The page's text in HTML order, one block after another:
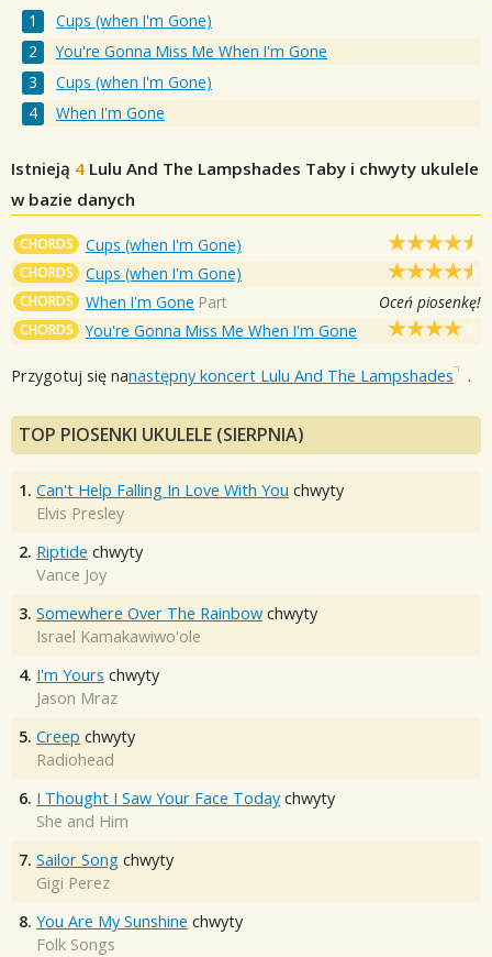
Cups (when I'm Gone)
You're Gonna Miss Me When I'm Gone
Cups (when I'm Gone)
When I'm Gone
Istnieją 4 Lulu And The Lampshades Taby i chwyty ukulele
w bazie danych
CHORDS Cups (when I'm Gone)
CHORDS Cups (when I'm Gone)
CHORDS When I'm Gone Part Oceń piosenkę!
CHORDS You're Gonna Miss Me When I'm Gone
Przygotuj się nanastępny koncert Lulu And The Lampshades .
TOP PIOSENKI UKULELE (SIERPNIA)
1. Can't Help Falling In Love With You chwyty
Elvis Presley
2. Riptide chwyty
Vance Joy
3. Somewhere Over The Rainbow chwyty
Israel Kamakawiwo'ole
4. I'm Yours chwyty
Jason Mraz
5. Creep chwyty
Radiohead
6. I Thought I Saw Your Face Today chwyty
She and Him
7. Sailor Song chwyty
Gigi Perez
8. You Are My Sunshine chwyty
Folk Songs